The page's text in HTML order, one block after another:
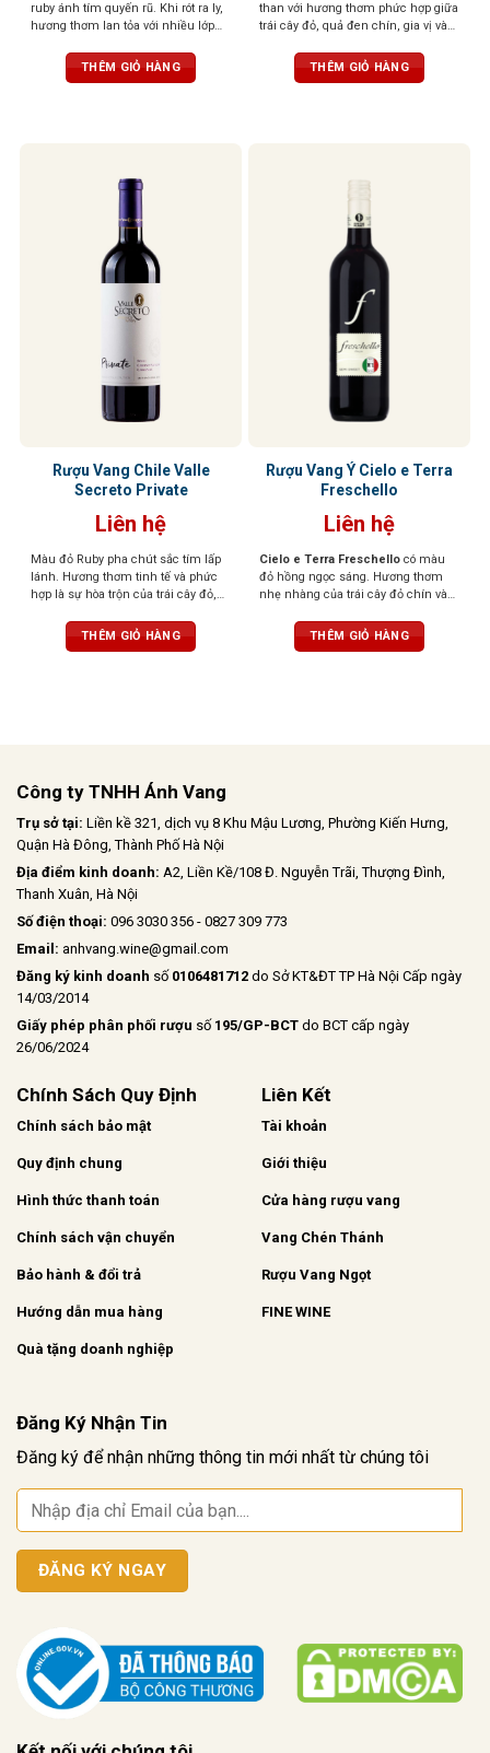
ruby ánh tím quyến rũ. Khi rót ra ly,
hương thơm lan tỏa với nhiều lớp
mọng đen, mâm xôi chín mọng,
đan xen cùng tiêu đen, gia vị cay
đặn, ấm áp, để lại dấu ấn lâu dài
THÊM GIỎ HÀNG
than với hương thơm phức hợp giữa
trái cây đỏ, quả đen chín, gia vị và
với cấu trúc đậm đà và lưu lại dài
lâu trên vòm miệng, kết hợp hoàn
THÊM GIỎ HÀNG
Rượu Vang Chile Valle
Secreto Private
Liên hệ
Màu đỏ Ruby pha chút sắc tím lấp
lánh. Hương thơm tinh tế và phức
hợp là sự hòa trộn của trái cây đỏ,
hài hòa, tannin thanh lịch, dư vị bền
bỉ, chắc chắn
THÊM GIỎ HÀNG
Rượu Vang Ý Cielo e Terra
Freschello
Liên hệ
Cielo e Terra Freschello có màu
đỏ hồng ngọc sáng. Hương thơm
nhẹ nhàng của trái cây đỏ chín và
ngọt ngào khi thưởng thức.
THÊM GIỎ HÀNG
Công ty TNHH Ánh Vang
Trụ sở tại: Liền kề 321, dịch vụ 8 Khu Mậu Lương, Phường Kiến Hưng,
Quận Hà Đông, Thành Phố Hà Nội
Địa điểm kinh doanh: A2, Liền Kề/108 Đ. Nguyễn Trãi, Thượng Đình,
Thanh Xuân, Hà Nội
Số điện thoại: 096 3030 356 - 0827 309 773
Email: anhvang.wine@gmail.com
Đăng ký kinh doanh số 0106481712 do Sở KT&ĐT TP Hà Nội Cấp ngày
14/03/2014
Giấy phép phân phối rượu số 195/GP-BCT do BCT cấp ngày
26/06/2024
Chính Sách Quy Định
Chính sách bảo mật
Quy định chung
Hình thức thanh toán
Chính sách vận chuyển
Bảo hành & đổi trả
Hướng dẫn mua hàng
Quà tặng doanh nghiệp
Liên Kết
Tài khoản
Giới thiệu
Cửa hàng rượu vang
Vang Chén Thánh
Rượu Vang Ngọt
FINE WINE
Đăng Ký Nhận Tin
Đăng ký để nhận những thông tin mới nhất từ chúng tôi